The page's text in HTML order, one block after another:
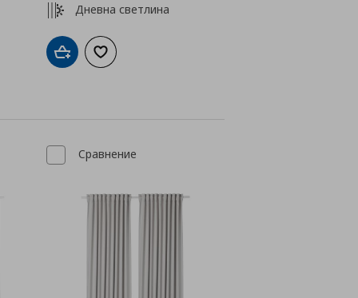
с любими
Дневна светлина
Добави в кошницата
Добави към списъка с любими
Сравнение